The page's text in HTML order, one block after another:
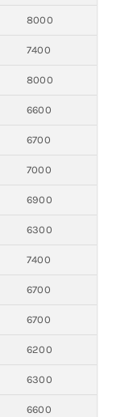
8000
7400
8000
6600
6700
7000
6900
6300
7400
6700
6700
6200
6300
6600